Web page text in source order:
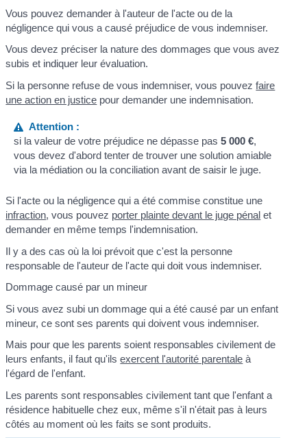
Vous pouvez demander à l'auteur de l'acte ou de la
négligence qui vous a causé préjudice de vous indemniser.
Vous devez préciser la nature des dommages que vous avez
subis et indiquer leur évaluation.
Si la personne refuse de vous indemniser, vous pouvezfaire
une action en justice pour demander une indemnisation.
Attention :
si la valeur de votre préjudice ne dépasse pas 5 000 €,
vous devez d'abord tenter de trouver une solution amiable
via la médiation ou la conciliation avant de saisir le juge.
Si l'acte ou la négligence qui a été commise constitue une
infraction, vous pouvez porter plainte devant le juge pénal et
demander en même temps l'indemnisation.
Il y a des cas où la loi prévoit que c'est la personne
responsable de l'auteur de l'acte qui doit vous indemniser.
Dommage causé par un mineur
Si vous avez subi un dommage qui a été causé par un enfant
mineur, ce sont ses parents qui doivent vous indemniser.
Mais pour que les parents soient responsables civilement de
leurs enfants, il faut qu'ilsexercent l'autorité parentale à
l'égard de l'enfant.
Les parents sont responsables civilement tant que l'enfant a
résidence habituelle chez eux, même s'il n'était pas à leurs
côtés au moment où les faits se sont produits.